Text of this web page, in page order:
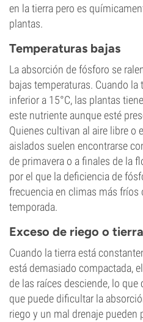
en la tierra pero es
plantas.
Temperaturas bajas
La absorción de fósforo se
bajas temperaturas. Cuando la
inferior a 15°C, las plantas
este nutriente aunque esté
Quienes cultivan al aire libre o
aislados suelen encontrarse
de primavera o a finales de la
por el que la deficiencia de
frecuencia en climas más fríos
temporada.
Exceso de riego o
Cuando la tierra está
está demasiado compactada,
de las raíces desciende, lo
que puede dificultar la
riego y un mal drenaje pueden